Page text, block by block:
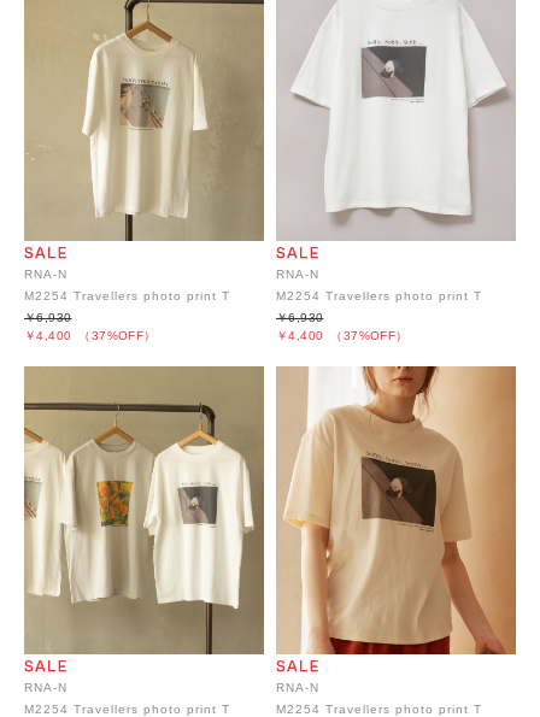
RNA-N
M2254 Travellers photo print T
￥4,400 （37%OFF）
￥6,930
RNA-N
M2254 Travellers photo print T
￥4,400 （37%OFF）
￥6,930
RNA-N
M2254 Travellers photo print T
RNA-N
M2254 Travellers photo print T